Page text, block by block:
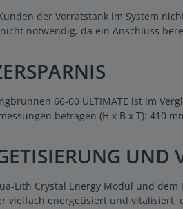
der Vorratstank im System
notwendig, da ein Anschluss
66-00 ULTIMATE ist im
betragen (H x B x T): 410
UND
Lith Crystal Energy Modul und
vielfach energetisiert und